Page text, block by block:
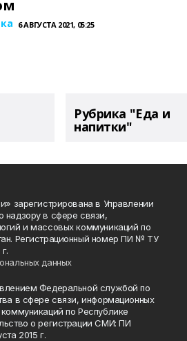
6 АВГУСТА 2021, 05:25
Рубрика "Еда и
напитки"
зарегистрирована в Управлении
в сфере связи,
и массовых коммуникаций по
Регистрационный номер ПИ № ТУ
данных
Федеральной службой по
в сфере связи, информационных
по Республике
о регистрации СМИ: ПИ
2015 г.